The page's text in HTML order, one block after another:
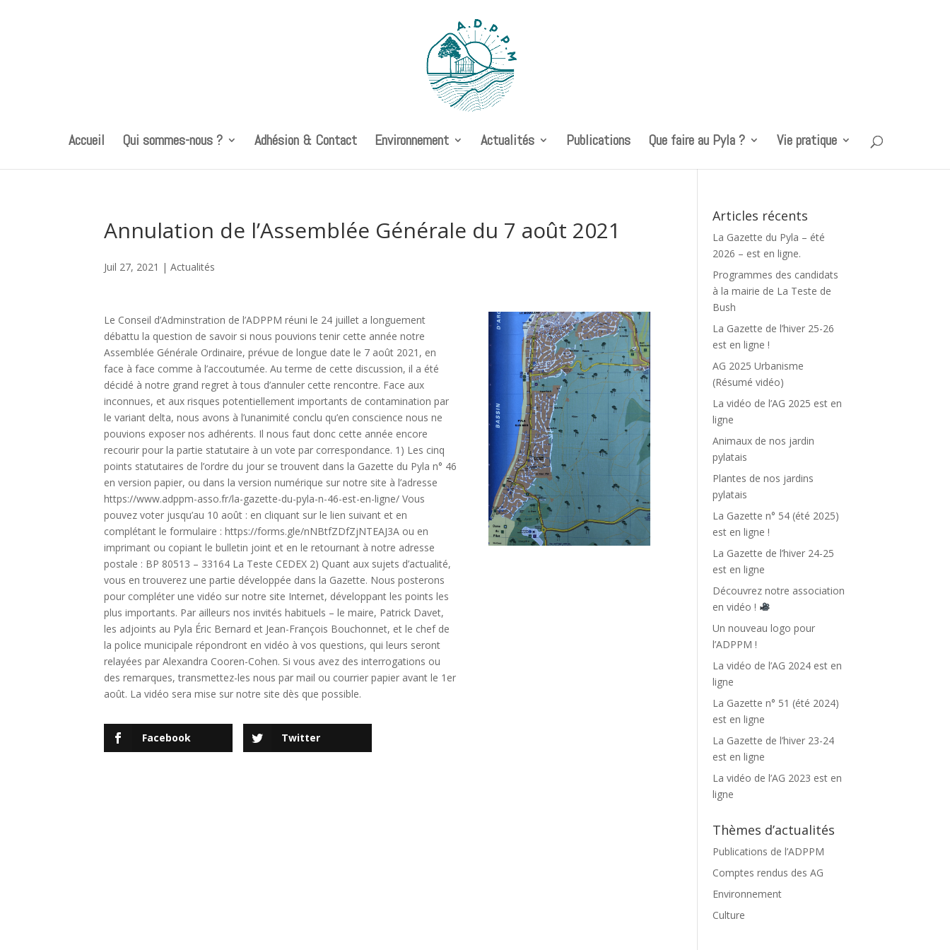
Accueil Qui sommes-nous ? Adhésion & Contact Environnement Actualités Publications Que faire au Pyla ? Vie pratique
Annulation de l’Assemblée Générale du 7 août 2021
Juil 27, 2021 | Actualités
Le Conseil d’Adminstration de l’ADPPM réuni le 24 juillet a longuement
débattu la question de savoir si nous pouvions tenir cette année notre
Assemblée Générale Ordinaire, prévue de longue date le 7 août 2021, en
face à face comme à l’accoutumée. Au terme de cette discussion, il a été
décidé à notre grand regret à tous d’annuler cette rencontre. Face aux
inconnues, et aux risques potentiellement importants de contamination par
le variant delta, nous avons à l’unanimité conclu qu’en conscience nous ne
pouvions exposer nos adhérents. Il nous faut donc cette année encore
recourir pour la partie statutaire à un vote par correspondance. 1) Les cinq
points statutaires de l’ordre du jour se trouvent dans la Gazette du Pyla n° 46
en version papier, ou dans la version numérique sur notre site à l’adresse
https://www.adppm-asso.fr/la-gazette-du-pyla-n-46-est-en-ligne/ Vous
pouvez voter jusqu’au 10 août : en cliquant sur le lien suivant et en
complétant le formulaire : https://forms.gle/nNBtfZDfZjNTEAJ3A ou en
imprimant ou copiant le bulletin joint et en le retournant à notre adresse
postale : BP 80513 – 33164 La Teste CEDEX 2) Quant aux sujets d’actualité,
vous en trouverez une partie développée dans la Gazette. Nous posterons
pour compléter une vidéo sur notre site Internet, développant les points les
plus importants. Par ailleurs nos invités habituels – le maire, Patrick Davet,
les adjoints au Pyla Éric Bernard et Jean-François Bouchonnet, et le chef de
la police municipale répondront en vidéo à vos questions, qui leurs seront
relayées par Alexandra Cooren-Cohen. Si vous avez des interrogations ou
des remarques, transmettez-les nous par mail ou courrier papier avant le 1er
août. La vidéo sera mise sur notre site dès que possible.
Facebook Twitter
Articles récents
La Gazette du Pyla – été
2026 – est en ligne.
Programmes des candidats
à la mairie de La Teste de
Bush
La Gazette de l’hiver 25-26
est en ligne !
AG 2025 Urbanisme
(Résumé vidéo)
La vidéo de l’AG 2025 est en
ligne
Animaux de nos jardin
pylatais
Plantes de nos jardins
pylatais
La Gazette n° 54 (été 2025)
est en ligne !
La Gazette de l’hiver 24-25
est en ligne
Découvrez notre association
en vidéo !
Un nouveau logo pour
l’ADPPM !
La vidéo de l’AG 2024 est en
ligne
La Gazette n° 51 (été 2024)
est en ligne
La Gazette de l’hiver 23-24
est en ligne
La vidéo de l’AG 2023 est en
ligne
Thèmes d’actualités
Publications de l’ADPPM
Comptes rendus des AG
Environnement
Culture